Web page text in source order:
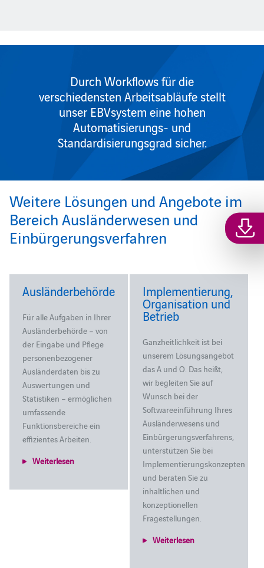
Durch Workflows für die
verschiedensten Arbeitsabläufe stellt
unser EBVsystem eine hohen
Automatisierungs- und
Standardisierungsgrad sicher.
Weitere Lösungen und Angebote im
Bereich Ausländerwesen und
Einbürgerungsverfahren
Ausländerbehörde
Für alle Aufgaben in Ihrer
Ausländerbehörde – von
der Eingabe und Pflege
personenbezogener
Ausländerdaten bis zu
Auswertungen und
Statistiken – ermöglichen
umfassende
Funktionsbereiche ein
effizientes Arbeiten.
Weiterlesen
Implementierung,
Organisation und
Betrieb
Ganzheitlichkeit ist bei
unserem Lösungsangebot
das A und O. Das heißt,
wir begleiten Sie auf
Wunsch bei der
Softwareeinführung Ihres
Ausländerwesens und
Einbürgerungsverfahrens,
unterstützen Sie bei
Implementierungskonzepten
und beraten Sie zu
inhaltlichen und
konzeptionellen
Fragestellungen.
Weiterlesen